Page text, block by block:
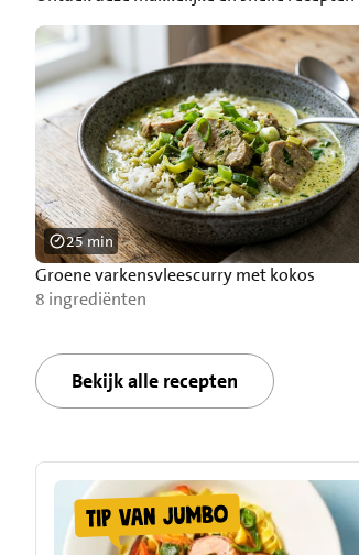
Groene varkensvleescurry met kokos
8 ingrediënten
25 min
Bekijk alle recepten